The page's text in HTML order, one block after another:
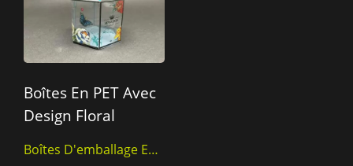
Boîtes En PET Avec
Design Floral
Boîtes D'emballage En